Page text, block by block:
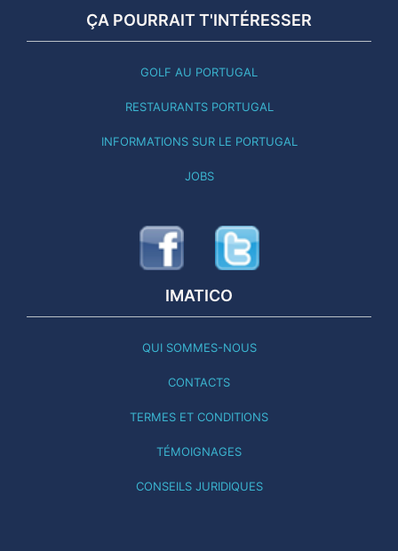
ÇA POURRAIT T'INTÉRESSER
GOLF AU PORTUGAL
RESTAURANTS PORTUGAL
INFORMATIONS SUR LE PORTUGAL
JOBS
IMATICO
QUI SOMMES-NOUS
CONTACTS
TERMES ET CONDITIONS
TÉMOIGNAGES
CONSEILS JURIDIQUES